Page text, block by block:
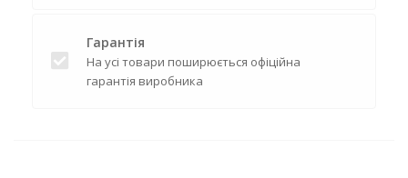
Гарантія
На усі товари поширюється офіційна
гарантія виробника